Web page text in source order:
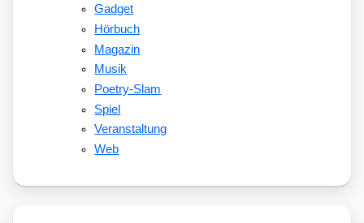
Gadget
Hörbuch
Magazin
Musik
Poetry-Slam
Spiel
Veranstaltung
Web